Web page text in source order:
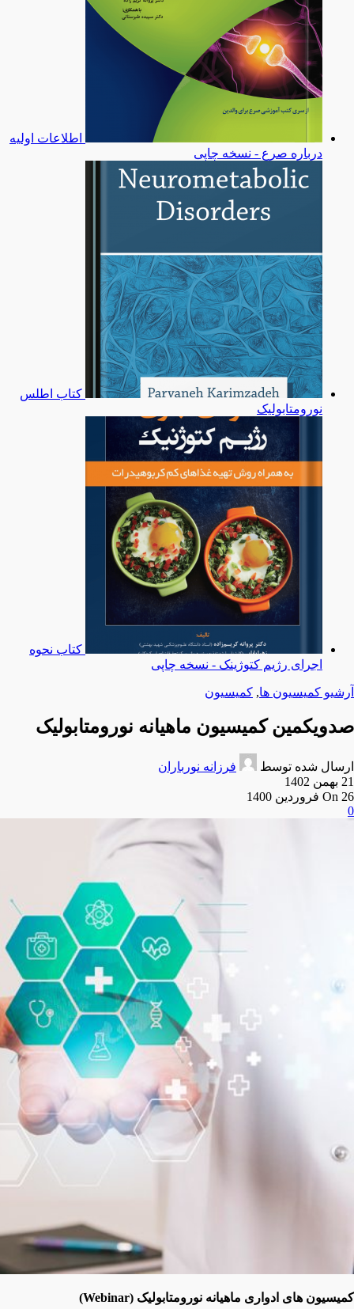
اطلاعات اولیه
درباره صرع - نسخه چاپی
کتاب اطلس
نورومتابولیک
کتاب نحوه
اجرای رژیم کتوژینک - نسخه چاپی
آرشیو کمیسیون ها, کمیسیون
صدویکمین کمیسیون ماهیانه نورومتابولیک
ارسال شده توسط
فرزانه نورباران
21 بهمن 1402
On 26 فروردین 1400
0
کمیسیون های ادواری ماهیانه نورومتابولیک (Webinar)